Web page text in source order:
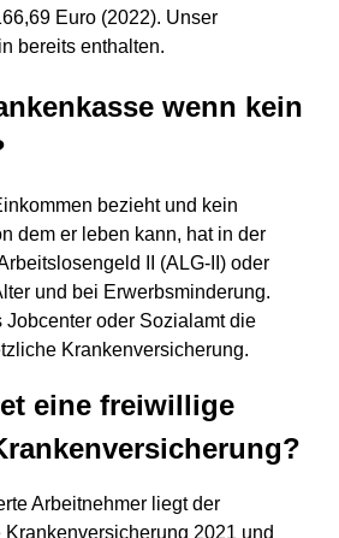
Euro (2022). Unser
bereits enthalten.
wenn kein
bezieht und kein
dem er leben kann, hat in der
II (ALG-II) oder
und bei Erwerbsminderung.
Jobcenter oder Sozialamt die
Krankenversicherung.
eine freiwillige
Arbeitnehmer liegt der
Krankenversicherung 2021 und